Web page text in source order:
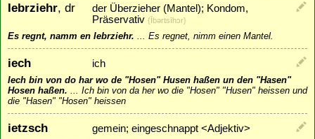
Iebrziehr, dr
der Überzieher (Mantel); Kondom,
Präservativ {Ībǝrtsīhɔr}
Es regnt, namm en Iebrziehr. ... Es regnet, nimm einen Mantel.
iech ich
Iech bin von do har wo de "Hosen" Husen haßen un den "Hasen"
Hosen haßen. ... Ich bin von da her wo die "Hosen" "Husen" heissen und
die "Hasen" "Hosen" heissen
ietzsch gemein; eingeschnappt <Adjektiv>